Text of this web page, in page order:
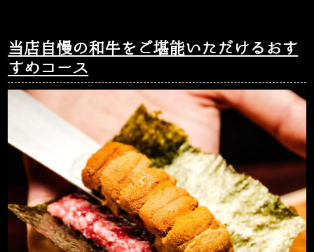
当店自慢の和牛をご堪能いただけるおす
すめコース